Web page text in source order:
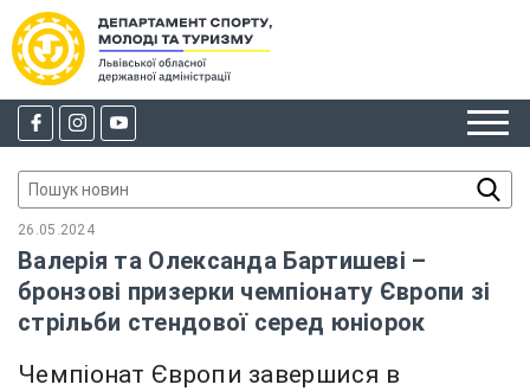
26.05.2024
Валерія та Олександа Бартишеві –
бронзові призерки чемпіонату Європи зі
стрільби стендової серед юніорок
Чемпіонат Європи завершися в